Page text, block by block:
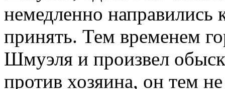
немедленно направились
принять. Тем временем
Шмуэля и произвел
против хозяина, он тем